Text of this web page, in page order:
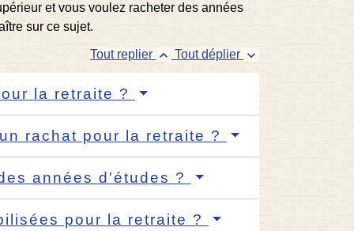
et vous voulez racheter des années
sur ce sujet.
Tout replier keyboard_arrow_up Tout déplier keyboard_arrow_down
la retraite ?
rachat pour la retraite ?
années d'études ?
pour la retraite ?